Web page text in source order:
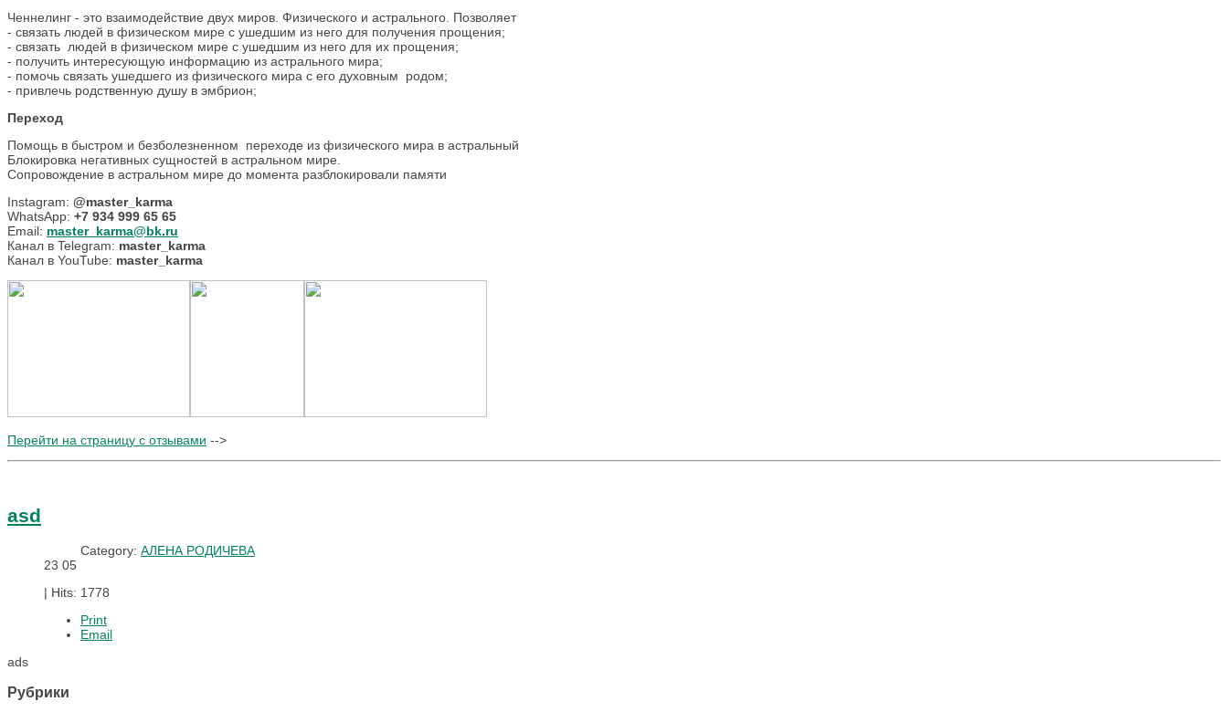
Ченнелинг - это взаимодействие двух миров. Физического и астрального. Позволяет
- связать людей в физическом мире с ушедшим из него для получения прощения;
- cвязать людей в физическом мире с ушедшим из него для их прощения;
- получить интересующую информацию из астрального мира;
- помочь связать ушедшего из физического мира с его духовным родом;
- привлечь родственную душу в эмбрион;
Переход
Помощь в быстром и безболезненном переходе из физического мира в астральный
Блокировка негативных сущностей в астральном мире.
Сопровождение в астральном мире до момента разблокировали памяти
Instagram: @master_karma
WhatsApp: +7 934 999 65 65
Email: master_karma@bk.ru
Канал в Telegram: master_karma
Канал в YouTube: master_karma
Перейти на страницу с отзывами -->
asd
Category: АЛЕНА РОДИЧЕВА
23 05
| Hits: 1778
Print
Email
ads
Рубрики